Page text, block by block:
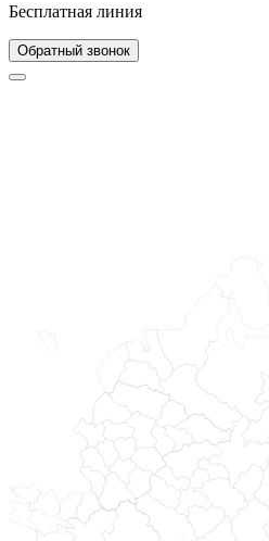
Бесплатная линия
Обратный звонок